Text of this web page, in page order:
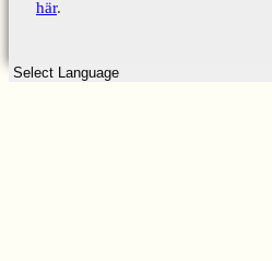
här.